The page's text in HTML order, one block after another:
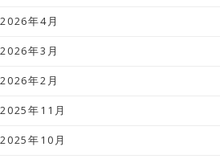
2026年4月
2026年3月
2026年2月
2025年11月
2025年10月